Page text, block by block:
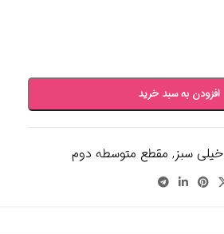
افزودن به سبد خرید
خیلی سبز, مقطع متوسطه دوم